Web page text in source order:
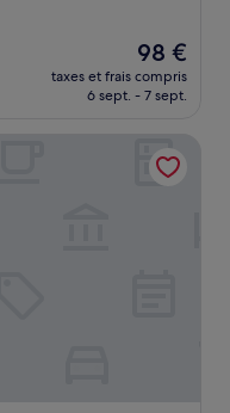
Le
nouveau
prix
de
98 €
98 €
taxes et frais compris
6 sept. - 7 sept.